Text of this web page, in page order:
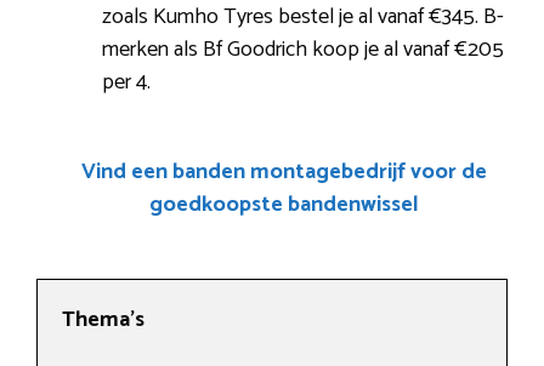
zoals Kumho Tyres bestel je al vanaf €345. B-
merken als Bf Goodrich koop je al vanaf €205
per 4.
Vind een banden montagebedrijf voor de
goedkoopste bandenwissel
Thema’s